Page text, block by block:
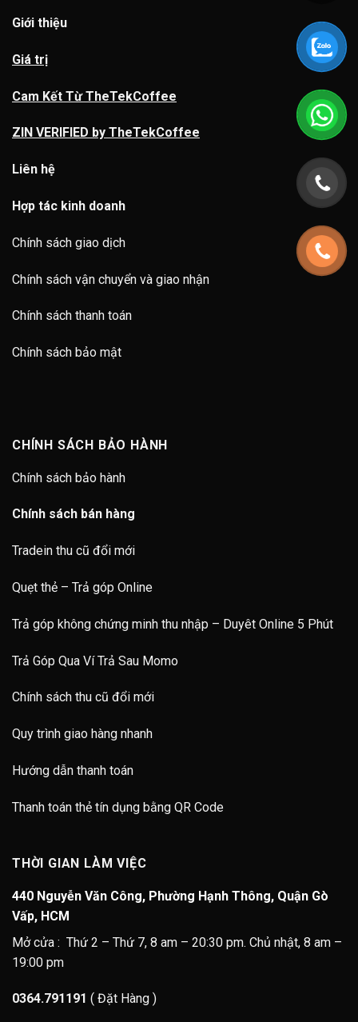
Giới thiệu
Giá trị
Cam Kết Từ TheTekCoffee
ZIN VERIFIED by TheTekCoffee
Liên hệ
Hợp tác kinh doanh
Chính sách giao dịch
Chính sách vận chuyển và giao nhận
Chính sách thanh toán
Chính sách bảo mật
CHÍNH SÁCH BẢO HÀNH
Chính sách bảo hành
Chính sách bán hàng
Tradein thu cũ đổi mới
Quẹt thẻ – Trả góp Online
Trả góp không chứng minh thu nhập – Duyêt Online 5 Phút
Trả Góp Qua Ví Trả Sau Momo
Chính sách thu cũ đổi mới
Quy trình giao hàng nhanh
Hướng dẫn thanh toán
Thanh toán thẻ tín dụng bằng QR Code
THỜI GIAN LÀM VIỆC
440 Nguyễn Văn Công, Phường Hạnh Thông, Quận Gò
Vấp, HCM
Mở cửa : Thứ 2 – Thứ 7, 8 am – 20:30 pm. Chủ nhật, 8 am –
19:00 pm
0364.791191 ( Đặt Hàng )